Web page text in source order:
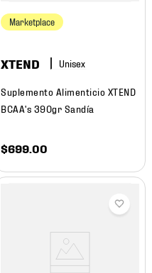
Marketplace
XTEND
Suplemento Alimenticio XTEND
BCAA's 390gr Sandía
$699 .00